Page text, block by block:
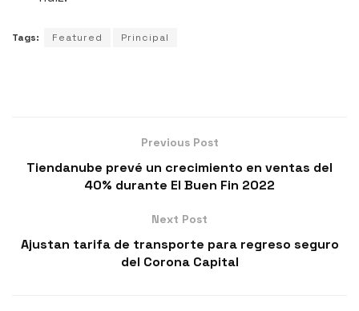
Tags: Featured Principal
Previous Post
Tiendanube prevé un crecimiento en ventas del
40% durante El Buen Fin 2022
Next Post
Ajustan tarifa de transporte para regreso seguro
del Corona Capital